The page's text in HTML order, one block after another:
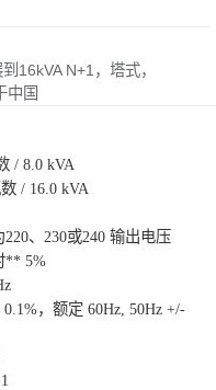
16kVA N+1，塔式，
中国
/ 8.0 kVA
/ 16.0 kVA
220、230或240 输出电压
** 5%
0.1%，额定 60Hz, 50Hz +/-